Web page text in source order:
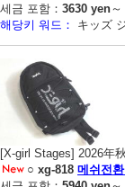
세금 포함： 3630 yen～
해당키 워드：
キッズ
[X-girl Stages] 2026年
○ xg-818 메쉬전